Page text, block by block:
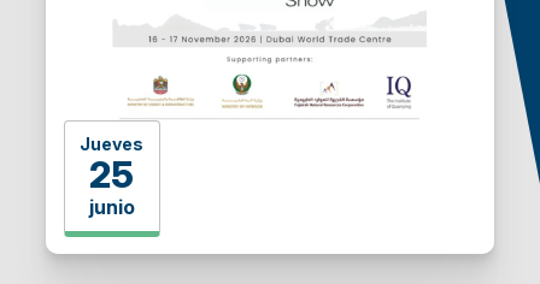
Jueves
25
junio